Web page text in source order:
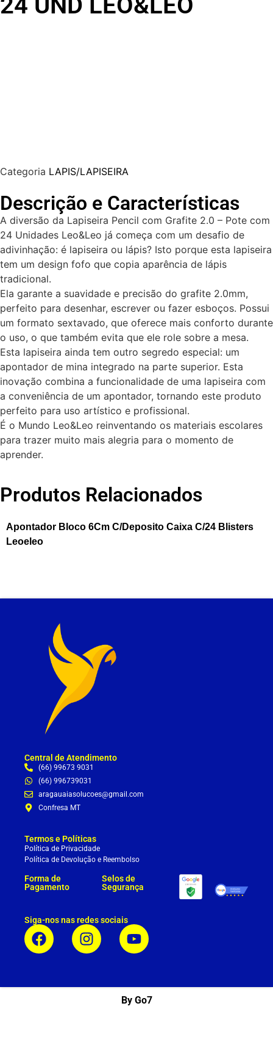
Categoria LAPIS/LAPISEIRA
Descrição e Características
A diversão da Lapiseira Pencil com Grafite 2.0 – Pote com
24 Unidades Leo&Leo já começa com um desafio de
adivinhação: é lapiseira ou lápis? Isto porque esta lapiseira
tem um design fofo que copia aparência de lápis
tradicional.
Ela garante a suavidade e precisão do grafite 2.0mm,
perfeito para desenhar, escrever ou fazer esboços. Possui
um formato sextavado, que oferece mais conforto durante
o uso, o que também evita que ele role sobre a mesa.
Esta lapiseira ainda tem outro segredo especial: um
apontador de mina integrado na parte superior. Esta
inovação combina a funcionalidade de uma lapiseira com
a conveniência de um apontador, tornando este produto
perfeito para uso artístico e profissional.
É o Mundo Leo&Leo reinventando os materiais escolares
para trazer muito mais alegria para o momento de
aprender.
Produtos Relacionados
Apontador Bloco 6Cm C/Deposito Caixa C/24 Blisters
Leoeleo
Central de Atendimento
(66) 99673 9031
(66) 996739031
aragauaiasolucoes@gmail.com
Confresa MT
Termos e Políticas
Política de Privacidade
Política de Devolução e Reembolso
Forma de
Pagamento
Selos de
Segurança
Siga-nos nas redes sociais
By Go7